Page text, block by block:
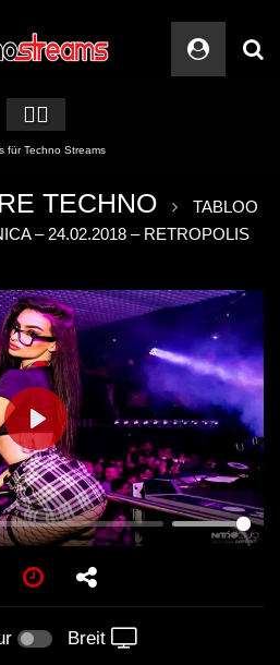
🏳️‍🌈
für Techno Streams
TECHNO
TABLOO
– 24.02.2018 – RETROPOLIS
PLAY
Breit